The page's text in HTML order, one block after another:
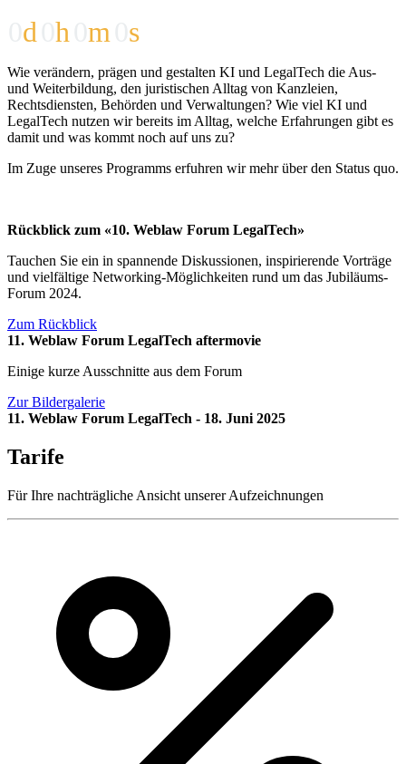
d h m s
Wie verändern, prägen und gestalten KI und LegalTech die Aus-
und Weiterbildung, den juristischen Alltag von Kanzleien,
Rechtsdiensten, Behörden und Verwaltungen? Wie viel KI und
LegalTech nutzen wir bereits im Alltag, welche Erfahrungen gibt es
damit und was kommt noch auf uns zu?
Im Zuge unseres Programms erfuhren wir mehr über den Status quo.
Rückblick zum «10. Weblaw Forum LegalTech»
Tauchen Sie ein in spannende Diskussionen, inspirierende Vorträge
und vielfältige Networking-Möglichkeiten rund um das Jubiläums-
Forum 2024.
Zum Rückblick
11. Weblaw Forum LegalTech aftermovie
Einige kurze Ausschnitte aus dem Forum
Zur Bildergalerie
11. Weblaw Forum LegalTech - 18. Juni 2025
Tarife
Für Ihre nachträgliche Ansicht unserer Aufzeichnungen